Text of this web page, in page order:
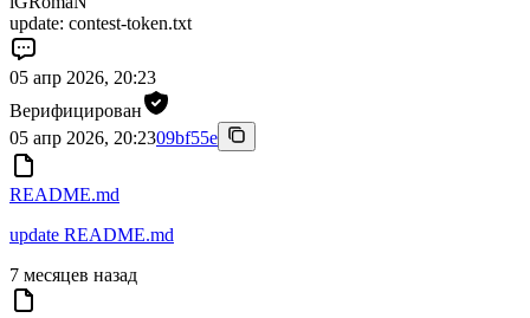
update: contest-token.txt
05 апр 2026, 20:23
Верифицирован
05 апр 2026, 20:2309bf55e
README.md
update README.md
7 месяцев назад